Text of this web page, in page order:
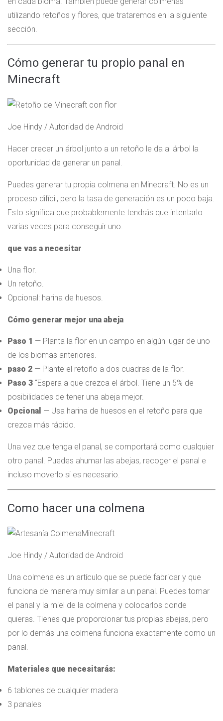
utilizando retoños y flores, que trataremos en la siguiente
sección.
Cómo generar tu propio panal en
Minecraft
Joe Hindy / Autoridad de Android
Hacer crecer un árbol junto a un retoño le da al árbol la
oportunidad de generar un panal.
Puedes generar tu propia colmena en Minecraft. No es un
proceso difícil, pero la tasa de generación es un poco baja.
Esto significa que probablemente tendrás que intentarlo
varias veces para conseguir uno.
que vas a necesitar
Una flor.
Un retoño.
Opcional: harina de huesos.
Cómo generar mejor una abeja
Paso 1 — Planta la flor en un campo en algún lugar de uno
de los biomas anteriores.
paso 2 — Plante el retoño a dos cuadras de la flor.
Paso 3 “Espera a que crezca el árbol. Tiene un 5% de
posibilidades de tener una abeja mejor.
Opcional — Usa harina de huesos en el retoño para que
crezca más rápido.
Una vez que tenga el panal, se comportará como cualquier
otro panal. Puedes ahumar las abejas, recoger el panal e
incluso moverlo si es necesario.
Como hacer una colmena
Joe Hindy / Autoridad de Android
Una colmena es un artículo que se puede fabricar y que
funciona de manera muy similar a un panal. Puedes tomar
el panal y la miel de la colmena y colocarlos donde
quieras. Tienes que proporcionar tus propias abejas, pero
por lo demás una colmena funciona exactamente como un
panal.
Materiales que necesitarás:
6 tablones de cualquier madera
3 panales